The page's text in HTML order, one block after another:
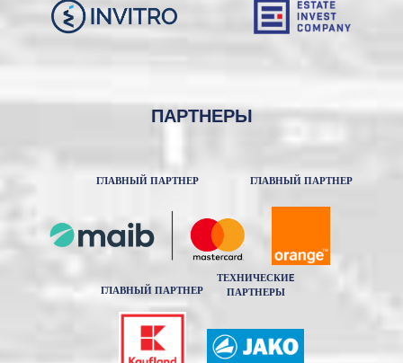
ПАРТНЕРЫ
ГЛАВНЫЙ ПАРТНЕР ГЛАВНЫЙ ПАРТНЕР
ГЛАВНЫЙ ПАРТНЕР
ТЕХНИЧЕСКИE
ПАРТНЕРЫ